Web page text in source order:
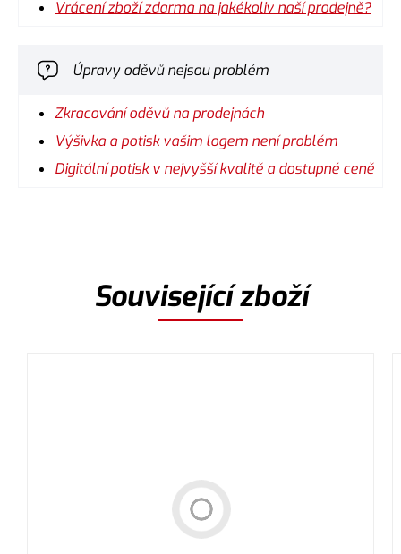
Vrácení zboží zdarma na jakékoliv naší prodejně?
Úpravy oděvů nejsou problém
Zkracování oděvů na prodejnách
Výšivka a potisk vašim logem není problém
Digitální potisk v nejvyšší kvalitě a dostupné ceně
Související zboží